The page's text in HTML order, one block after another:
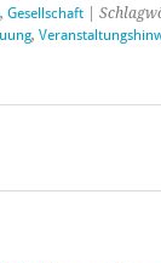
, Gesellschaft |
,